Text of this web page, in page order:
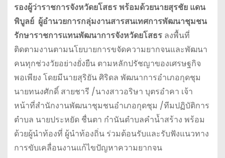
รองผู้ว่าราชการจังหวัดยโสธร พร้อมด้วยนายสุรชัย แดน
พิบูลย์ ผู้อำนวยการกลุ่มงานสารสนเทศการพัฒนาชุมชน
รักษาราชการแทนพัฒนาการจังหวัดยโสธรลงพื้นที่
ติดตามงานตามนโยบายการขจัดความยากจนและพัฒนา
คนทุกช่วงวัยอย่างยั่งยืน ตามหลักปรัชญาของเศรษฐกิจ
พอเพียง โดยมีนายสุริยัน ศิริดล พัฒนาการอำเภอกุดชุม
นายทนงศักดิ์ สายชารี /นางสาวอริษา บุตรอำคา เจ้า
หน้าที่สำนักงานพัฒนาชุมชนอำเภอกุดชุม /ทีมปฏิบัติการ
ตำบล นายประหยัด ชื่นตา กำนันตำบลคำน้ำสร้าง พร้อม
ด้วยผู้นำท้องที่ ผู้นำท้องถิ่น ร่วมต้อนรับและรับฟังแนวทาง
การขับเคลื่อนงานแก้ไขปัญหาความยากจน